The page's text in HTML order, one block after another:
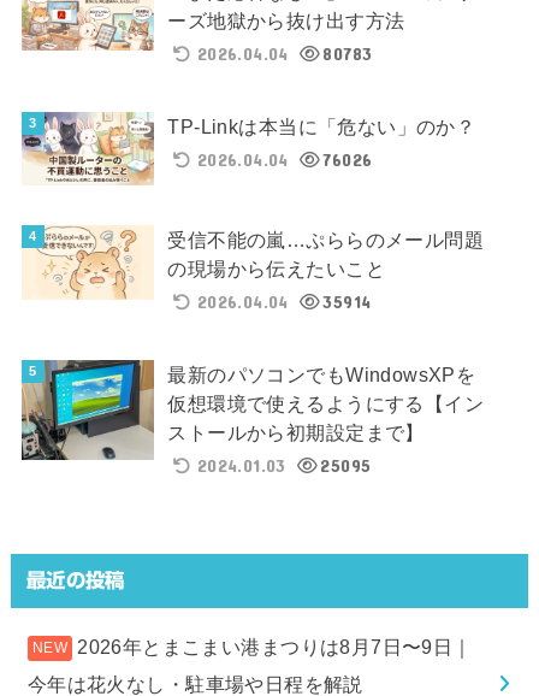
ーズ地獄から抜け出す方法
2026.04.04
80783
TP-Linkは本当に「危ない」のか？
2026.04.04
76026
受信不能の嵐…ぷららのメール問題
の現場から伝えたいこと
2026.04.04
35914
最新のパソコンでもWindowsXPを
仮想環境で使えるようにする【イン
ストールから初期設定まで】
2024.01.03
25095
最近の投稿
2026年とまこまい港まつりは8月7日〜9日｜
今年は花火なし・駐車場や日程を解説